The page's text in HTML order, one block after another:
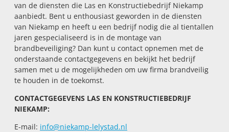
van de diensten die Las en Konstructiebedrijf Niekamp
aanbiedt. Bent u enthousiast geworden in de diensten
van Niekamp en heeft u een bedrijf nodig die al tientallen
jaren gespecialiseerd is in de montage van
brandbeveiliging? Dan kunt u contact opnemen met de
onderstaande contactgegevens en bekijkt het bedrijf
samen met u de mogelijkheden om uw firma brandveilig
te houden in de toekomst.
CONTACTGEGEVENS LAS EN KONSTRUCTIEBEDRIJF
NIEKAMP:
E-mail: info@niekamp-lelystad.nl